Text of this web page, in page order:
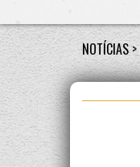
NOTÍCIAS>